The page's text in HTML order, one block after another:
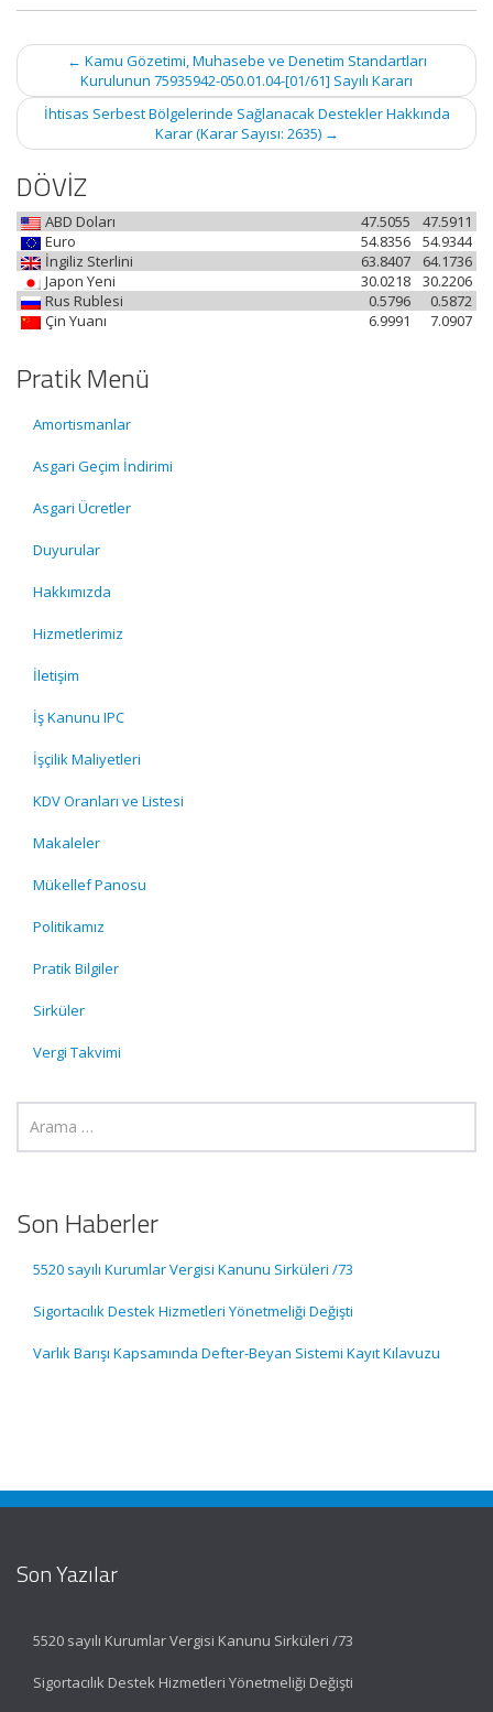
Post
navigation
← Kamu Gözetimi, Muhasebe ve Denetim Standartları
Kurulunun 75935942-050.01.04-[01/61] Sayılı Kararı
İhtisas Serbest Bölgelerinde Sağlanacak Destekler Hakkında
Karar (Karar Sayısı: 2635) →
DÖVİZ
ABD Doları 47.5911
47.5055
Euro
54.9344
54.8356
İngiliz Sterlini
64.1736
63.8407
Japon Yeni
30.2206
30.0218
Rus Rublesi
0.5872
0.5796
Çin Yuanı
7.0907
6.9991
Pratik Menü
Amortismanlar
Asgari Geçim İndirimi
Asgari Ücretler
Duyurular
Hakkımızda
Hizmetlerimiz
İletişim
İş Kanunu IPC
İşçilik Maliyetleri
KDV Oranları ve Listesi
Makaleler
Mükellef Panosu
Politikamız
Pratik Bilgiler
Sirküler
Vergi Takvimi
Son Haberler
5520 sayılı Kurumlar Vergisi Kanunu Sirküleri /73
Sigortacılık Destek Hizmetleri Yönetmeliği Değişti
Varlık Barışı Kapsamında Defter-Beyan Sistemi Kayıt Kılavuzu
Son Yazılar
5520 sayılı Kurumlar Vergisi Kanunu Sirküleri /73
Sigortacılık Destek Hizmetleri Yönetmeliği Değişti